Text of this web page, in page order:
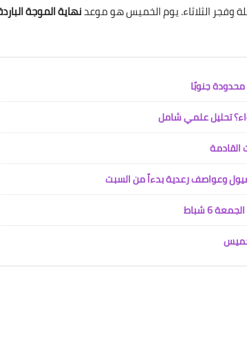
وفجر الثلاثاء. يوم الخميس هو موعدنهاية الموجة
جنوبًا
القادمة
وعواصف رعدية بدءاً من السبت
6 شباط